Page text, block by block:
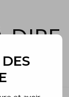
DIRE